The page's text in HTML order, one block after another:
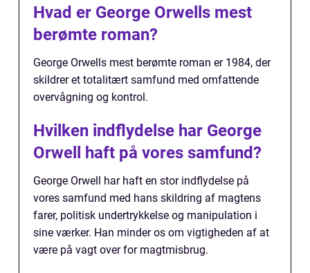
Hvad er George Orwells mest
berømte roman?
George Orwells mest berømte roman er 1984, der
skildrer et totalitært samfund med omfattende
overvågning og kontrol.
Hvilken indflydelse har George
Orwell haft på vores samfund?
George Orwell har haft en stor indflydelse på
vores samfund med hans skildring af magtens
farer, politisk undertrykkelse og manipulation i
sine værker. Han minder os om vigtigheden af at
være på vagt over for magtmisbrug.